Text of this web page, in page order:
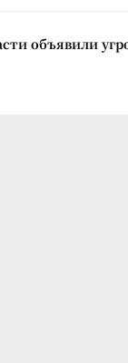
объявили